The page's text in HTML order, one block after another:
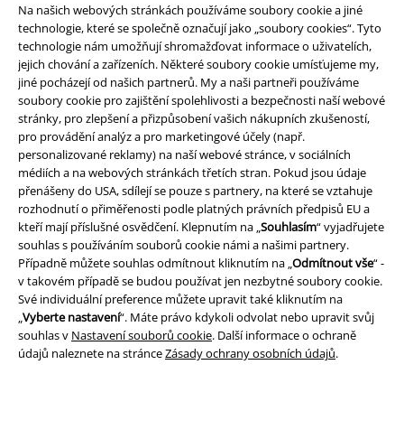
Na našich webových stránkách používáme soubory cookie a jiné
technologie, které se společně označují jako „soubory cookies“. Tyto
technologie nám umožňují shromažďovat informace o uživatelích,
jejich chování a zařízeních. Některé soubory cookie umísťujeme my,
jiné pocházejí od našich partnerů. My a naši partneři používáme
soubory cookie pro zajištění spolehlivosti a bezpečnosti naší webové
stránky, pro zlepšení a přizpůsobení vašich nákupních zkušeností,
pro provádění analýz a pro marketingové účely (např.
personalizované reklamy) na naší webové stránce, v sociálních
médiích a na webových stránkách třetích stran. Pokud jsou údaje
přenášeny do USA, sdílejí se pouze s partnery, na které se vztahuje
rozhodnutí o přiměřenosti podle platných právních předpisů EU a
kteří mají příslušné osvědčení. Klepnutím na „Souhlasím“ vyjadřujete
souhlas s používáním souborů cookie námi a našimi partnery.
Případně můžete souhlas odmítnout kliknutím na „Odmítnout vše“ -
v takovém případě se budou používat jen nezbytné soubory cookie.
Své individuální preference můžete upravit také kliknutím na
„Vyberte nastavení“. Máte právo kdykoli odvolat nebo upravit svůj
souhlas v Nastavení souborů cookie. Další informace o ochraně
údajů naleznete na stránceZásady ochrany osobních údajů.
Bankovní převod Platba na dobírku
Doprava
Balíkovna Balík Do ruky
EMP aplikaci
Stáhněte si novou EMP aplikaci zdarma a využijte všechny nové
funkce a výhody!